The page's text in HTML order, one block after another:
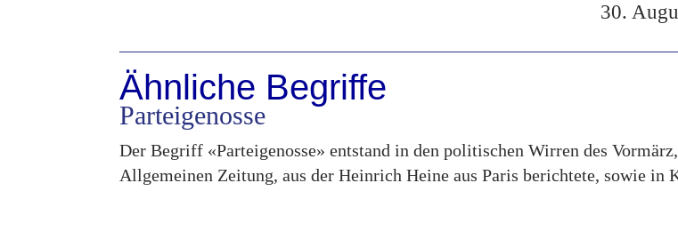
30.
Ähnliche Begriffe
Parteigenosse
Der Begriff «Parteigenosse» entstand in den politischen Wirren des
Allgemeinen Zeitung, aus der Heinrich Heine aus Paris berichtete, sowie in